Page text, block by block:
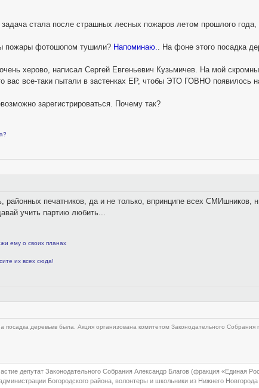
стала после страшных лесных пожаров летом прошлого года,
пожары фотошопом тушили? Напоминаю.. На фоне этого посадка
херово, написал Сергей Евгеньевич Кузьмичев. На мой
вас все-таки пытали в застенках ЕР, чтобы ЭТО ГОВНО появилось
зарегистрироваться. Почему так?
районных печатников, да и не только, впринципе всех СМИшников,
учить партию любить...
ему о своих планах
их всех сюда!
посадка деревьев была. Акция организована комитетом Законодательного
депутат Законодательного Собрания Александр Благов (фракция «Единая
Богородского района, волонтеры и школьники из Нижнего